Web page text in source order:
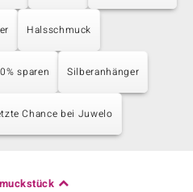
Halsschmuck
sparen Silberanhänger
Chance bei Juwelo